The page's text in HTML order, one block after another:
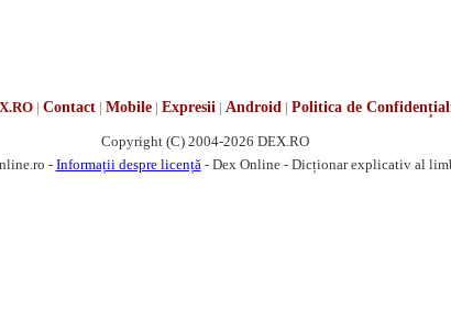
| Contact| Mobile| Expresii | Android | Politica de
Copyright (C) 2004-2026 DEX.RO
-Informații despre licență - Dex Online - Dicționar explicativ al